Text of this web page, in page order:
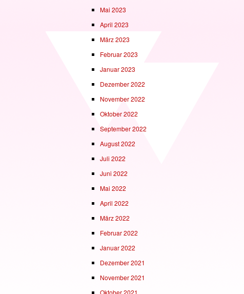
Mai 2023
April 2023
März 2023
Februar 2023
Januar 2023
Dezember 2022
November 2022
Oktober 2022
September 2022
August 2022
Juli 2022
Juni 2022
Mai 2022
April 2022
März 2022
Februar 2022
Januar 2022
Dezember 2021
November 2021
Oktober 2021